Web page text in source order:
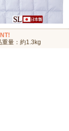
重量：約1.3kg